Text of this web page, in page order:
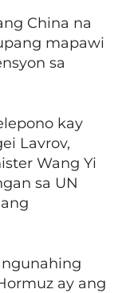
China na
mapawi
sa
kay
Lavrov,
Wang Yi
sa UN
ay ang